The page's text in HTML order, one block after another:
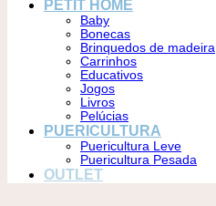
PETIT HOME
Baby
Bonecas
Brinquedos de madeira
Carrinhos
Educativos
Jogos
Livros
Pelúcias
PUERICULTURA
Puericultura Leve
Puericultura Pesada
OUTLET